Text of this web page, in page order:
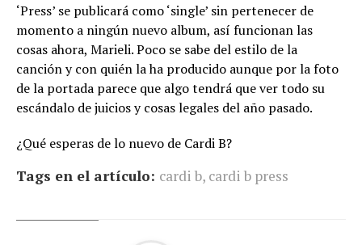
‘Press’ se publicará como ‘single’ sin pertenecer de
momento a ningún nuevo album, así funcionan las
cosas ahora, Marieli. Poco se sabe del estilo de la
canción y con quién la ha producido aunque por la foto
de la portada parece que algo tendrá que ver todo su
escándalo de juicios y cosas legales del año pasado.
¿Qué esperas de lo nuevo de Cardi B?
Tags en el artículo: cardi b, cardi b press